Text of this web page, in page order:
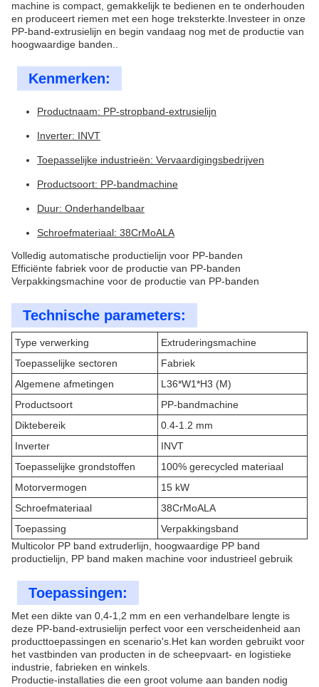
machine is compact, gemakkelijk te bedienen en te onderhouden
en produceert riemen met een hoge treksterkte.Investeer in onze
PP-band-extrusielijn en begin vandaag nog met de productie van
hoogwaardige banden..
Kenmerken:
Productnaam: PP-stropband-extrusielijn
Inverter: INVT
Toepasselijke industrieën: Vervaardigingsbedrijven
Productsoort: PP-bandmachine
Duur: Onderhandelbaar
Schroefmateriaal: 38CrMoALA
Volledig automatische productielijn voor PP-banden
Efficiënte fabriek voor de productie van PP-banden
Verpakkingsmachine voor de productie van PP-banden
Technische parameters:
Type verwerking
Extruderingsmachine
Toepasselijke sectoren
Fabriek
Algemene afmetingen
L36*W1*H3 (M)
Productsoort
PP-bandmachine
Diktebereik
0.4-1.2 mm
Inverter
INVT
Toepasselijke grondstoffen
100% gerecycled materiaal
Motorvermogen
15 kW
Schroefmateriaal
38CrMoALA
Toepassing
Verpakkingsband
Multicolor PP band extruderlijn, hoogwaardige PP band
productielijn, PP band maken machine voor industrieel gebruik
Toepassingen:
Met een dikte van 0,4-1,2 mm en een verhandelbare lengte is
deze PP-band-extrusielijn perfect voor een verscheidenheid aan
producttoepassingen en scenario's.Het kan worden gebruikt voor
het vastbinden van producten in de scheepvaart- en logistieke
industrie, fabrieken en winkels.
Productie-installaties die een groot volume aan banden nodig